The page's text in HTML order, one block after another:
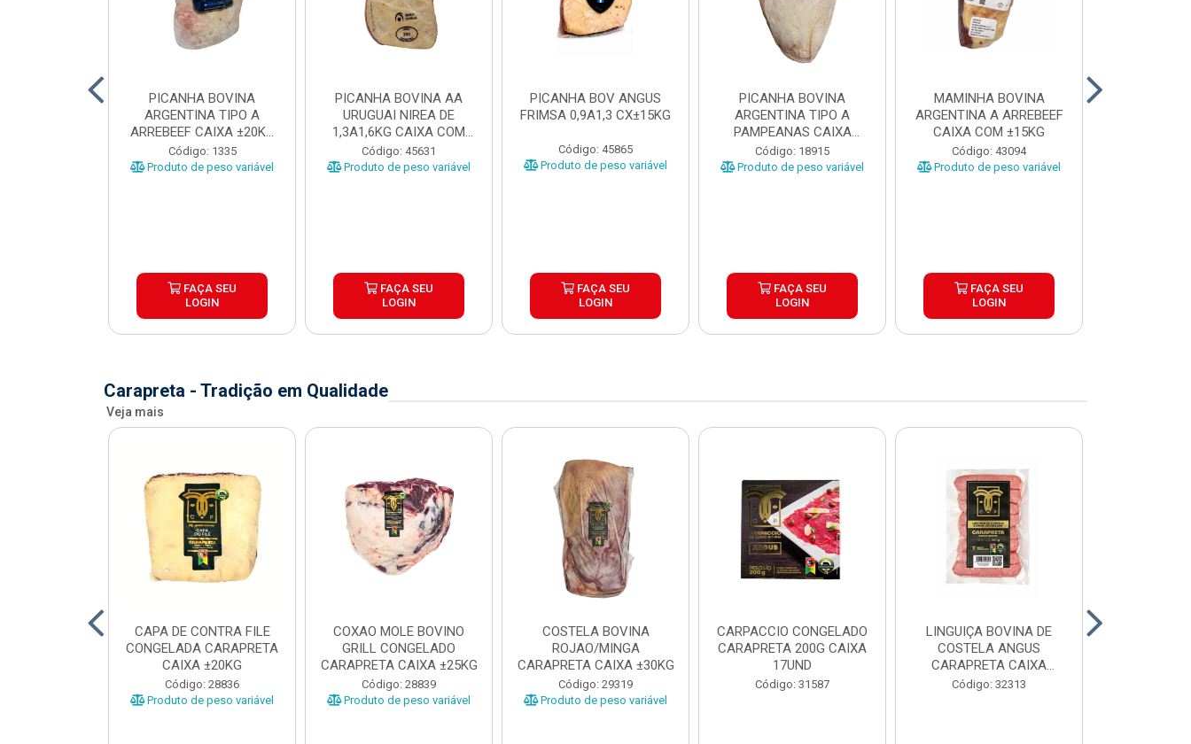
PICANHA BOVINA
ARGENTINA TIPO A
ARREBEEF CAIXA ±20KG
PEÇAS 1...
Código: 1335
Produto de peso variável
FAÇA SEU
LOGIN
PICANHA BOVINA AA
URUGUAI NIREA DE
1,3A1,6KG CAIXA COM
±15KG
Código: 45631
Produto de peso variável
FAÇA SEU
LOGIN
PICANHA BOV ANGUS
FRIMSA 0,9A1,3 CX±15KG
Código: 45865
Produto de peso variável
FAÇA SEU
LOGIN
PICANHA BOVINA
ARGENTINA TIPO A
PAMPEANAS CAIXA
±20KG PEÇAS ...
Código: 18915
Produto de peso variável
FAÇA SEU
LOGIN
MAMINHA BOVINA
ARGENTINA A ARREBEEF
CAIXA COM ±15KG
Código: 43094
Produto de peso variável
FAÇA SEU
LOGIN
Carapreta - Tradição em Qualidade
Veja mais
CAPA DE CONTRA FILE
CONGELADA CARAPRETA
CAIXA ±20KG
Código: 28836
Produto de peso variável
COXAO MOLE BOVINO
GRILL CONGELADO
CARAPRETA CAIXA ±25KG
Código: 28839
Produto de peso variável
COSTELA BOVINA
ROJAO/MINGA
CARAPRETA CAIXA ±30KG
Código: 29319
Produto de peso variável
CARPACCIO CONGELADO
CARAPRETA 200G CAIXA
17UND
Código: 31587
LINGUIÇA BOVINA DE
COSTELA ANGUS
CARAPRETA CAIXA
24X300G
Código: 32313